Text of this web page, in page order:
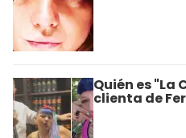
Quién es "La
clienta de